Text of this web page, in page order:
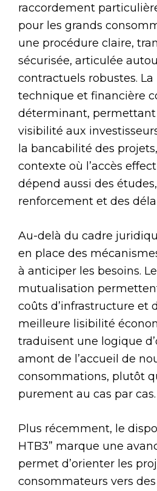
raccordement
pour les grands
une procédure claire,
sécurisée, articulée
contractuels robustes.
technique et financière
déterminant, permettant
visibilité aux
la bancabilité des
contexte où l’accès
dépend aussi des
renforcement et des
Au-delà du cadre
en place des
à anticiper les besoins.
mutualisation
coûts d’infrastructure et
meilleure lisibilité
traduisent une logique
amont de l’accueil de
consommations, plutôt
purement au cas par cas.
Plus récemment, le
HTB3” marque une
permet d’orienter les
consommateurs vers